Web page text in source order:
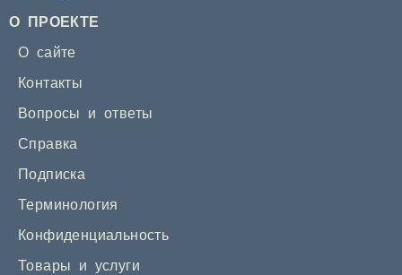
О ПРОЕКТЕ
О сайте
Контакты
Вопросы и ответы
Справка
Подписка
Терминология
Конфиденциальность
Товары и услуги